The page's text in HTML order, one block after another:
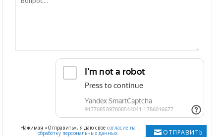
ОТПРАВИТЬ
Нажимая «Отправить», я даю свое согласие на
обработку персональных данных.